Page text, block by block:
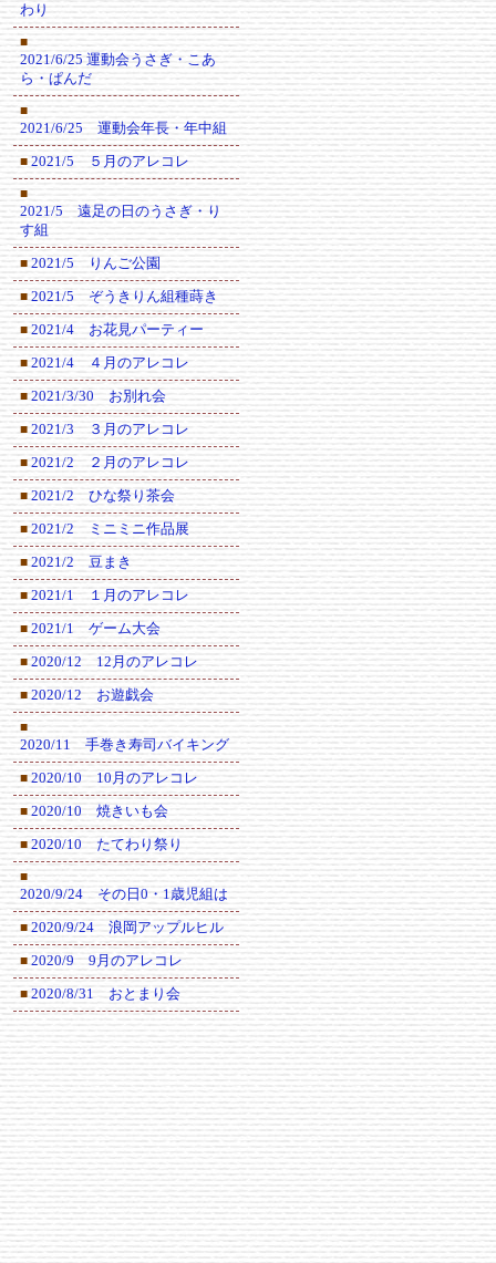
わり
■
2021/6/25 運動会うさぎ・こあ
ら・ぱんだ
■
2021/6/25 運動会年長・年中組
■ 2021/5 ５月のアレコレ
■
2021/5 遠足の日のうさぎ・り
す組
■ 2021/5 りんご公園
■ 2021/5 ぞうきりん組種蒔き
■ 2021/4 お花見パーティー
■ 2021/4 ４月のアレコレ
■ 2021/3/30 お別れ会
■ 2021/3 ３月のアレコレ
■ 2021/2 ２月のアレコレ
■ 2021/2 ひな祭り茶会
■ 2021/2 ミニミニ作品展
■ 2021/2 豆まき
■ 2021/1 １月のアレコレ
■ 2021/1 ゲーム大会
■ 2020/12 12月のアレコレ
■ 2020/12 お遊戯会
■
2020/11 手巻き寿司バイキング
■ 2020/10 10月のアレコレ
■ 2020/10 焼きいも会
■ 2020/10 たてわり祭り
■
2020/9/24 その日0・1歳児組は
■ 2020/9/24 浪岡アップルヒル
■ 2020/9 9月のアレコレ
■ 2020/8/31 おとまり会